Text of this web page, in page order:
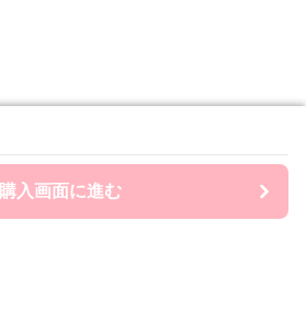
購入画面に進む
購入画面に進む